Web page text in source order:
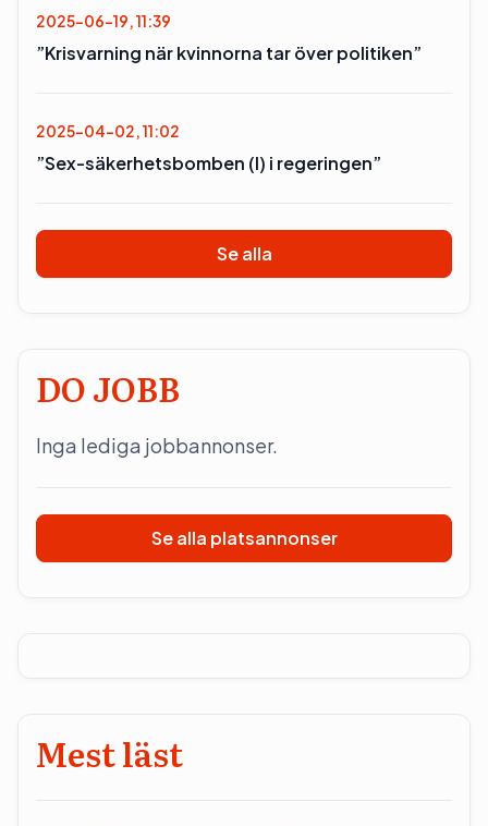
2025-06-19, 11:39
”Krisvarning när kvinnorna tar över politiken”
2025-04-02, 11:02
”Sex-säkerhetsbomben (l) i regeringen”
Se alla
DO JOBB
Inga lediga jobbannonser.
Se alla platsannonser
Mest läst